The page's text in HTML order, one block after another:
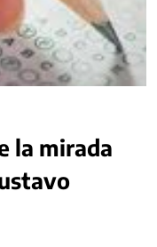
la mirada